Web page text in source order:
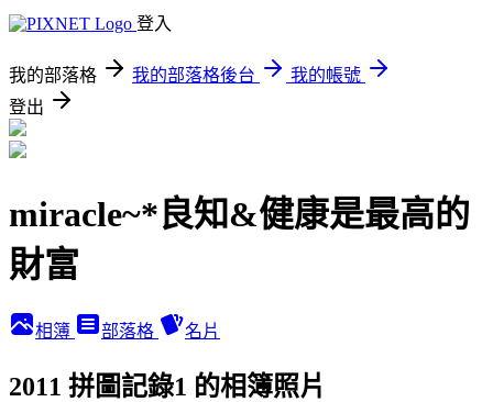
登入
我的部落格 我的部落格後台
我的帳號
登出
miracle~*良知&健康是最高的
財富
相簿 部落格 名片
2011 拼圖記錄1 的相簿照片